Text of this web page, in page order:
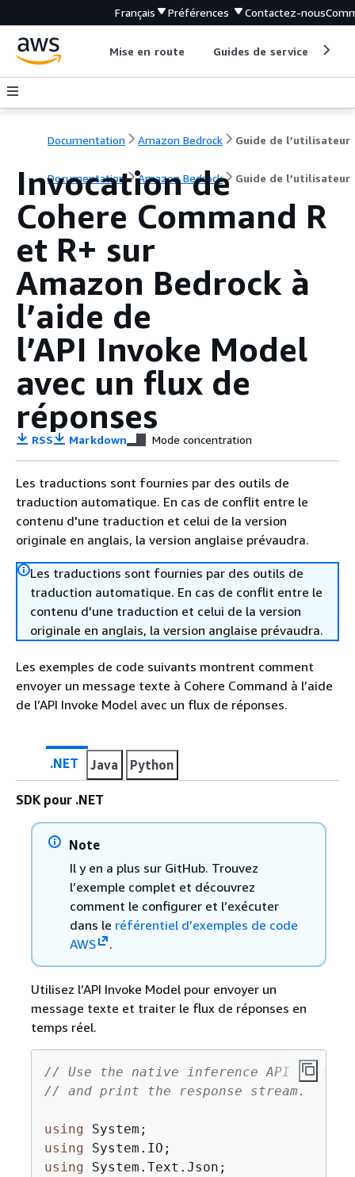
Français Préférences Contactez-nous
Mise en route Guides de service
Documentation Amazon Bedrock Guide de l’utilisateur
Documentation Amazon Bedrock Guide de l’utilisateur
Invocation de
Cohere Command R
et R+ sur
Amazon Bedrock à
l’aide de
l’API Invoke Model
avec un flux de
réponses
RSS Markdown Mode concentration
Les traductions sont fournies par des outils de
traduction automatique. En cas de conflit entre le
contenu d'une traduction et celui de la version
originale en anglais, la version anglaise prévaudra.
Les traductions sont fournies par des outils de
traduction automatique. En cas de conflit entre le
contenu d'une traduction et celui de la version
originale en anglais, la version anglaise prévaudra.
Les exemples de code suivants montrent comment
envoyer un message texte à Cohere Command à l’aide
de l’API Invoke Model avec un flux de réponses.
.NET Java Python
SDK pour .NET
Note
Il y en a plus sur GitHub. Trouvez
l’exemple complet et découvrez
comment le configurer et l’exécuter
dans le référentiel d’exemples de code
AWS
.
Utilisez l’API Invoke Model pour envoyer un
message texte et traiter le flux de réponses en
temps réel.
// Use the native inference API to send
// and print the response stream.
using
using
using